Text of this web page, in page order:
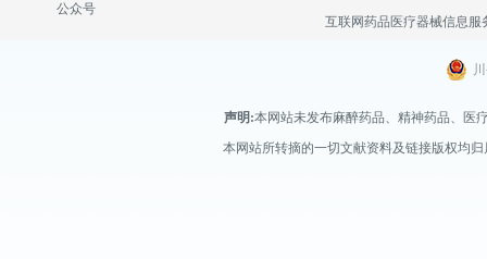
互联网药品医疗器械信息服
声明:本网站未发布麻醉药品、精神药品、医
本网站所转摘的一切文献资料及链接版权均归
公众号